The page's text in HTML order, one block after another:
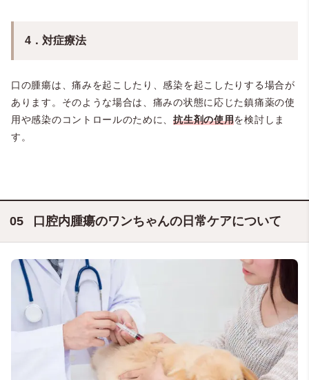
4．対症療法
口の腫瘍は、痛みを起こしたり、感染を起こしたりする場合が
あります。そのような場合は、痛みの状態に応じた鎮痛薬の使
用や感染のコントロールのために、抗生剤の使用を検討しま
す。
口腔内腫瘍のワンちゃんの日常ケアについて